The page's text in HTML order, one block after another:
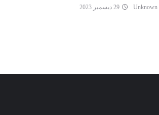
Unknown 29 ديسمبر 2023